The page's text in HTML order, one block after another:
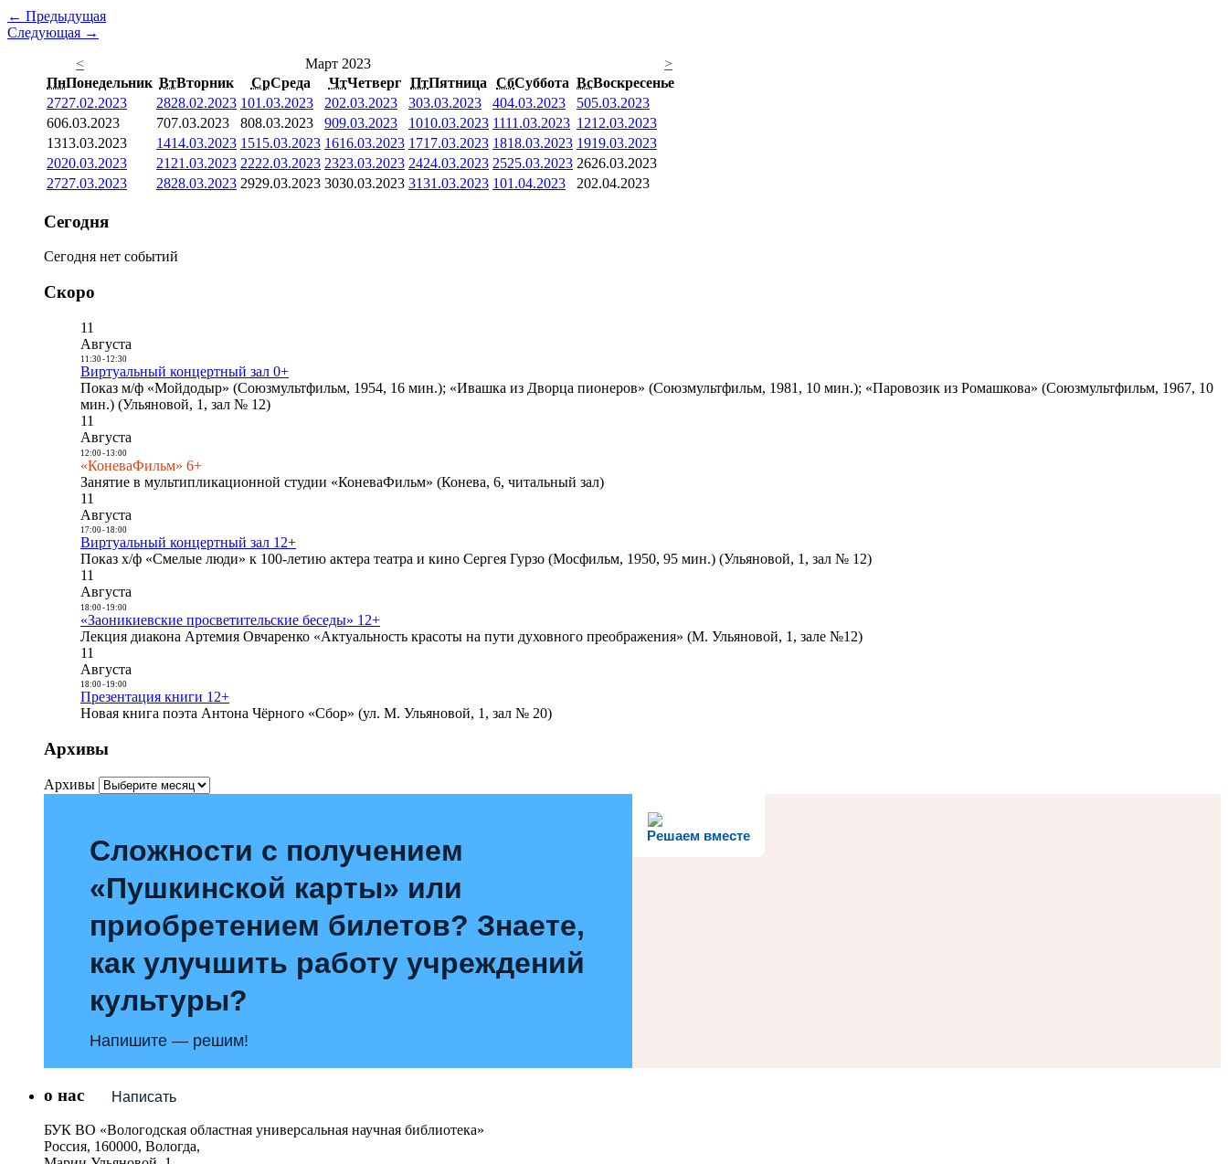
← Предыдущая
Следующая →
<
Март 2023
>
ПнПонедельник ВтВторник СрСреда ЧтЧетверг ПтПятница СбСуббота ВсВоскресенье
2727.02.2023 2828.02.2023 101.03.2023 202.03.2023 303.03.2023 404.03.2023 505.03.2023
606.03.2023 707.03.2023 808.03.2023 909.03.2023 1010.03.2023 1111.03.2023 1212.03.2023
1313.03.2023 1414.03.2023 1515.03.2023 1616.03.2023 1717.03.2023 1818.03.2023 1919.03.2023
2020.03.2023 21 21.03.2023 2222.03.2023 2323.03.2023 2424.03.2023 2525.03.2023 2626.03.2023
2727.03.2023 2828.03.2023 2929.03.2023 3030.03.2023 3131.03.2023 101.04.2023 202.04.2023
Сегодня
Сегодня нет событий
Скоро
11
Августа
11:30- 12:30
Виртуальный концертный зал 0+
Показ м/ф «Мойдодыр» (Союзмультфильм, 1954, 16 мин.); «Ивашка из Дворца пионеров» (Союзмультфильм, 1981, 10 мин.); «Паровозик из Ромашкова» (Союзмультфильм, 1967, 10
мин.) (Ульяновой, 1, зал № 12)
11
Августа
12:00- 13:00
«КоневаФильм» 6+
Занятие в мультипликационной студии «КоневаФильм» (Конева, 6, читальный зал)
11
Августа
17:00- 18:00
Виртуальный концертный зал 12+
Показ х/ф «Смелые люди» к 100-летию актера театра и кино Сергея Гурзо (Мосфильм, 1950, 95 мин.) (Ульяновой, 1, зал № 12)
11
Августа
18:00- 19:00
«Заоникиевские просветительские беседы» 12+
Лекция диакона Артемия Овчаренко «Актуальность красоты на пути духовного преображения» (М. Ульяновой, 1, зале №12)
11
Августа
18:00- 19:00
Презентация книги 12+
Новая книга поэта Антона Чёрного «Сбор» (ул. М. Ульяновой, 1, зал № 20)
Архивы
Архивы
Решаем вместе
Сложности с получением
«Пушкинской карты» или
приобретением билетов? Знаете,
как улучшить работу учреждений
культуры?
Напишите — решим!
Написать
о нас
БУК ВО «Вологодская областная универсальная научная библиотека»
Россия, 160000, Вологда,